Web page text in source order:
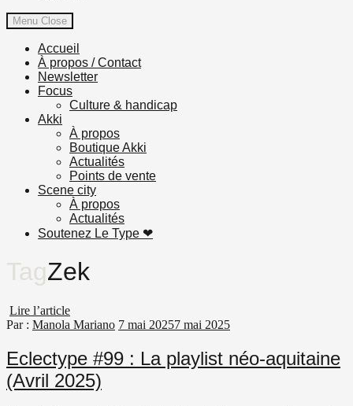
Menu Close
Accueil
À propos / Contact
Newsletter
Focus
Culture & handicap
Akki
À propos
Boutique Akki
Actualités
Points de vente
Scene city
À propos
Actualités
Soutenez Le Type ❤︎
TagZek
Lire l’article
Par : Manola Mariano 7 mai 20257 mai 2025
Eclectype #99 : La playlist néo-aquitaine
(Avril 2025)